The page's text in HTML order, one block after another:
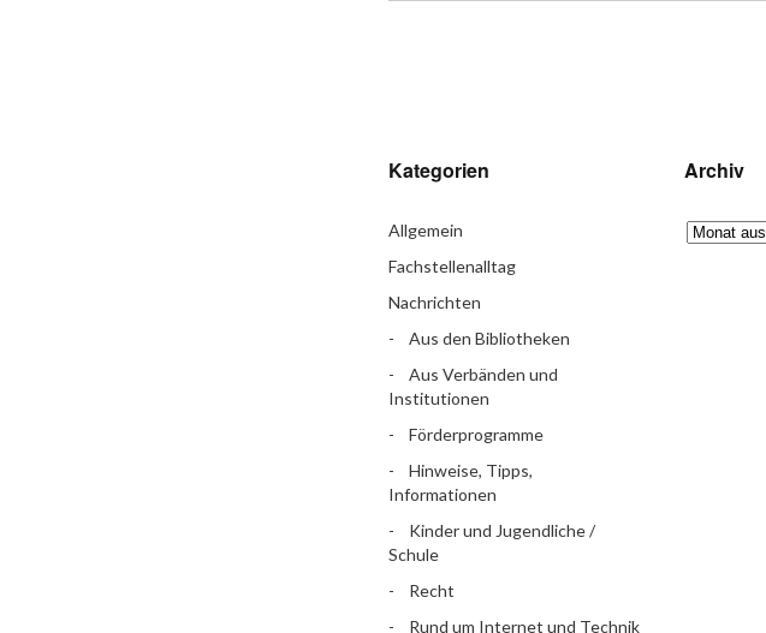
Kategorien
Allgemein
Fachstellenalltag
Nachrichten
Aus den Bibliotheken
Aus Verbänden und
Institutionen
Förderprogramme
Hinweise, Tipps,
Informationen
Kinder und Jugendliche /
Schule
Recht
Rund um Internet und Technik
Archiv